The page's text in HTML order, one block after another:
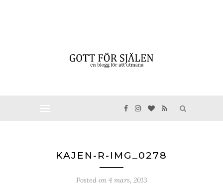
KAJEN-R-IMG_0278
Posted on 4 mars, 2013